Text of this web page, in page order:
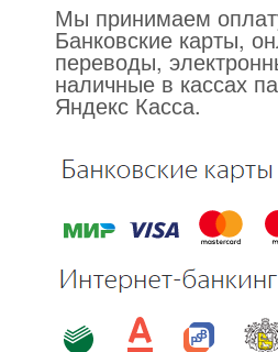
Мы принимаем
Банковские карты,
переводы,
наличные в кассах
Яндекс Касса.